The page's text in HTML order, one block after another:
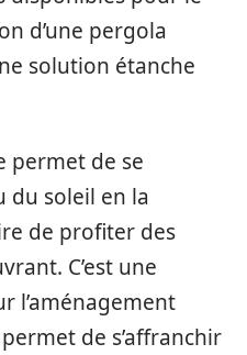
d’une pergola
solution étanche
permet de se
du soleil en la
de profiter des
C’est une
l’aménagement
de s’affranchir